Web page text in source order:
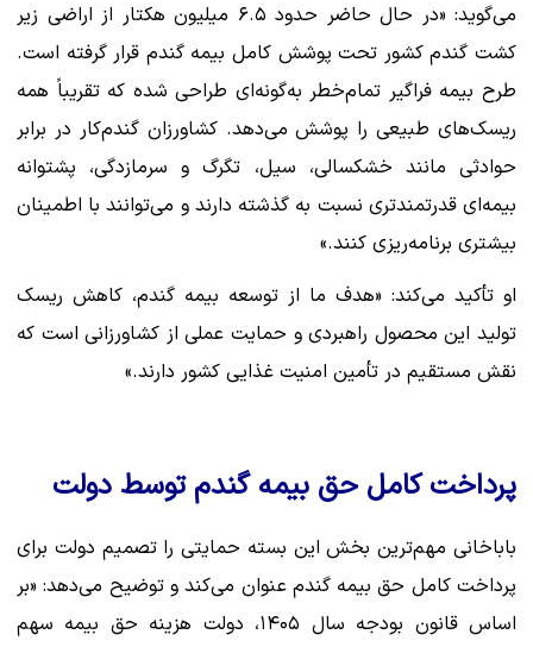
می‌گوید: «در حال حاضر حدود ۶.۵ میلیون هکتار از اراضی زیر
کشت گندم کشور تحت پوشش کامل بیمه گندم قرار گرفته است.
طرح بیمه فراگیر تمام‌خطر به‌گونه‌ای طراحی شده که تقریباً همه
ریسک‌های طبیعی را پوشش می‌دهد. کشاورزان گندم‌کار در برابر
حوادثی مانند خشکسالی، سیل، تگرگ و سرمازدگی، پشتوانه
بیمه‌ای قدرتمندتری نسبت به گذشته دارند و می‌توانند با اطمینان
بیشتری برنامه‌ریزی کنند.»
او تأکید می‌کند: «هدف ما از توسعه بیمه گندم، کاهش ریسک
تولید این محصول راهبردی و حمایت عملی از کشاورزانی است که
نقش مستقیم در تأمین امنیت غذایی کشور دارند.»
پرداخت کامل حق بیمه گندم توسط دولت
باباخانی مهم‌ترین بخش این بسته حمایتی را تصمیم دولت برای
پرداخت کامل حق بیمه گندم عنوان می‌کند و توضیح می‌دهد: «بر
اساس قانون بودجه سال ۱۴۰۵، دولت هزینه حق بیمه سهم